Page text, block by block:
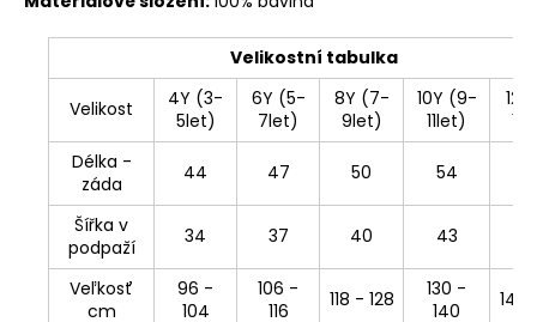
Velikostní tabulka
Velikost
4Y (3-
5let)
6Y (5-
7let)
8Y (7-
9let)
10Y (9-
11let)
12Y
Délka -
záda
44 47 50 54
Šířka v
podpaží
34 37 40 43
Veľkosť
cm
96 -
104
106 -
116
118 - 128
130 -
140
142